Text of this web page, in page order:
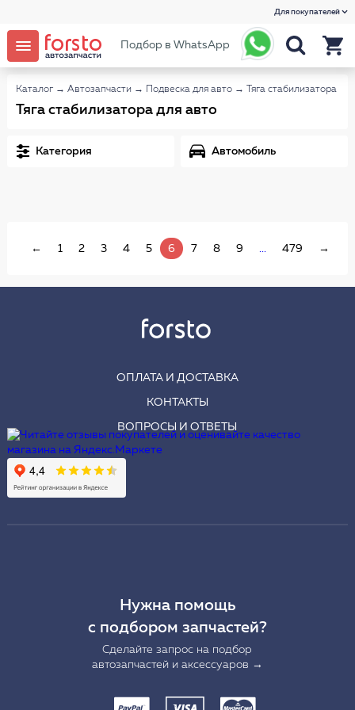
Для покупателей
Подбор в WhatsApp
Каталог → Автозапчасти → Подвеска для авто → Тяга стабилизатора
Тяга стабилизатора для авто
Категория Автомобиль
← 1 2 3 4 5 6 7 8 9 ... 479 →
ОПЛАТА И ДОСТАВКА
КОНТАКТЫ
ВОПРОСЫ И ОТВЕТЫ
Нужна помощь
с подбором запчастей?
Сделайте запрос на подбор
автозапчастей и аксессуаров →